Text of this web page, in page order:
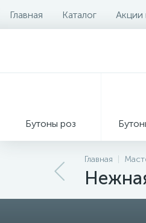
Главная Каталог Акции
Бутоны роз
Главная